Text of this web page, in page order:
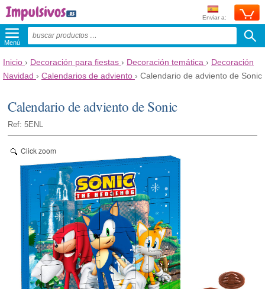
Enviar a:
Menú
Inicio › Decoración para fiestas › Decoración temática › Decoración
Navidad › Calendarios de adviento › Calendario de adviento de Sonic
Calendario de adviento de Sonic
Ref: 5ENL
Click zoom